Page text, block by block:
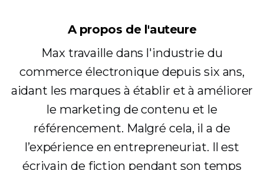
A propos de l'auteure
Max travaille dans l'industrie du
commerce électronique depuis six ans,
aidant les marques à établir et à améliorer
le marketing de contenu et le
référencement. Malgré cela, il a de
l’expérience en entrepreneuriat. Il est
écrivain de fiction pendant son temps